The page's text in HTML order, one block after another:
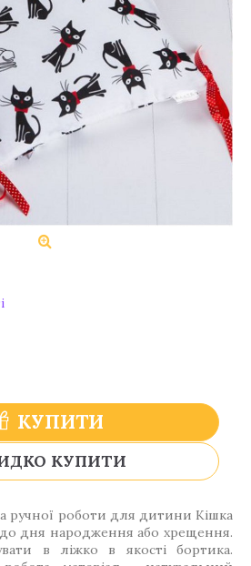
КУПИТИ
КУПИТИ
ручної роботи для дитини Кішка
дня народження або хрещення.
в ліжко в якості бортика.